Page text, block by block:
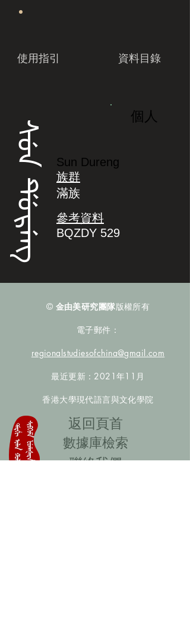
使用指引 資料目錄
ᠰᡠᠨ ᡩᡠᡵᡝᠩ
個人
Sun Dureng
族群
滿族
參考資料
BQZDY 529
© 金由美研究團隊版權所有
電子郵件：
regionalstudiesofchina@gmail.com
最近更新：2021年11月
香港大學現代語言與文化學院
​返回頁首
數據庫檢索
聯絡我們